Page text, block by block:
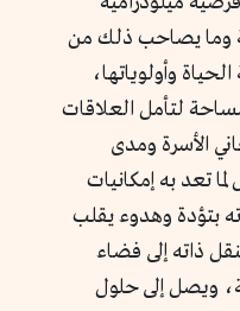
وما يصاحب ذلك من
وأولوياتها،
لتأمل العلاقات
الأسرة ومدى
تعد به إمكانيات
بتؤدة وهدوء يقلب
ذاته إلى فضاء
ويصل إلى حلول